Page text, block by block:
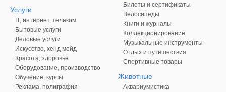
Услуги
IT, интернет, телеком
Бытовые услуги
Деловые услуги
Искусство, хенд мейд
Красота, здоровье
Оборудование, производство
Обучение, курсы
Реклама, полиграфия
Билеты и сертификаты
Велосипеды
Книги и журналы
Коллекционирование
Музыкальные инструменты
Отдых и путешествия
Спортивные товары
Животные
Аквариумистика